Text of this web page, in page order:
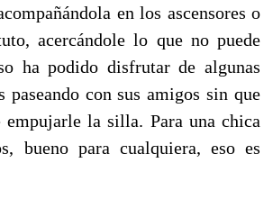
en los ascensores o
acercándole lo que no puede
ha podido disfrutar de algunas
paseando con sus amigos sin que
empujarle la silla. Para una chica
bueno para cualquiera, eso es